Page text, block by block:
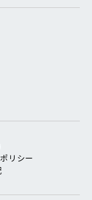
リシー